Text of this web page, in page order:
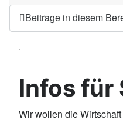
Beitrage in diesem
Infos für
Wir wollen die